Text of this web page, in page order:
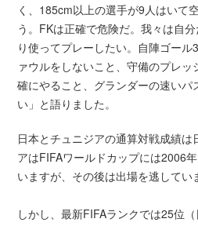
く、185cm以上の選手が9人はいて
う。FKは正確で危険だ。我々は自
り使ってプレーしたい。自陣ゴー
ァウルをしないこと、守備のプレ
確にやること、グランダーの速いパ
い」と語りました。
日本とチュニジアの通算対戦成績
アはFIFAワールドカップには2006
いますが、その後は出場を逃してい
しかし、最新FIFAランクでは25位